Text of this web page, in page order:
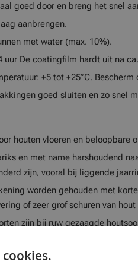
goed door en breng het snel
aanbrengen.
met water (max. 10%).
uur De coatingfilm hardt uit na
+5 tot +25°C.
goed sluiten en zo snel
houten vloeren en beloopbare
en met name harshoudend
zijn, vooral bij liggende
worden gehouden met
of zeer grof schuren van hout
zijn bij ruw gezaagde
en kleurschakering met